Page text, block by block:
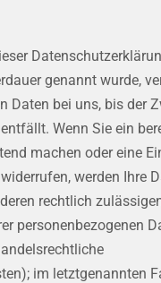
genannt wurde,
Daten bei uns, bis der
Wenn Sie ein
machen oder eine
werden Ihre
rechtlich
personenbezogenen
im letztgenannten